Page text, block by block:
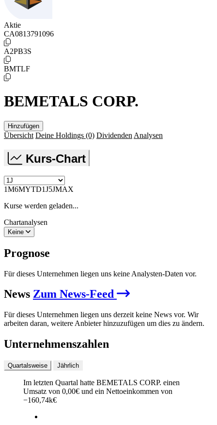
Aktie
CA0813791096
A2PB3S
BMTLF
BEMETALS CORP.
Hinzufügen
Übersicht Deine Holdings (0) Dividenden Analysen
Kurs-Chart
1M6MYTD1J5JMAX
Kurse werden geladen...
Chartanalysen
Keine
Prognose
Für dieses Unternehmen liegen uns keine Analysten-Daten vor.
News Zum News-Feed
Für dieses Unternehmen liegen uns derzeit keine News vor. Wir
arbeiten daran, weitere Anbieter hinzuzufügen um dies zu ändern.
Unternehmenszahlen
Quartalsweise Jährlich
Im letzten Quartal hatte BEMETALS CORP. einen
Umsatz von 0,00€ und ein Nettoeinkommen von
−160,74k€